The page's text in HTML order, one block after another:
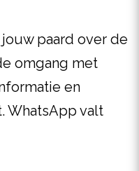
paard over de
omgang met
en
WhatsApp valt